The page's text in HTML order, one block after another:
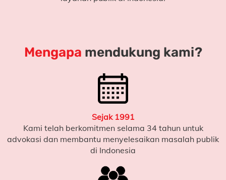
Mengapa mendukung kami?
Sejak 1991
Kami telah berkomitmen selama 34 tahun untuk
advokasi dan membantu menyelesaikan masalah publik
di Indonesia